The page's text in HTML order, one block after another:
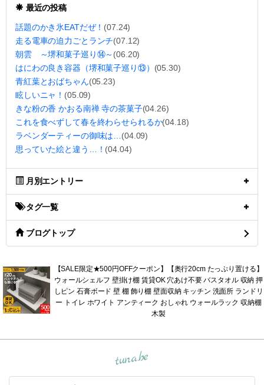
最近の投稿
話題のかき氷EATだぜ！ (07.24)
走る電車の迫力ごとランチ(07.12)
朝雲 ～堺和菓子巡り⑭～ (06.20)
はにわの良き容器（堺和菓子巡り⑬） (05.30)
青紅葉とおばちゃん(05.23)
眩しいニャ！ (05.09)
きな粉の香 かおる南禅 寺の茶菓子(04.26)
これを食べずして春を終わらせられるか(04.18)
ラベンダーティーの御味は… (04.09)
思っていた絵と違う…！ (04.04)
月別エントリー
タグ一覧
ブログトップ
【SALE限定★500円OFFクーポン】【奥行20cm たっぷり置ける】
ウォールシェルフ 壁掛け棚 賃貸OK 穴あけ不要 バスタオル 収納 押
しピン 石膏ボード 壁 棚 飾り棚 壁面収納 キッチン 洗面所 ランドリ
ー トイレ ホワイト アンティーク おしゃれ ウォールラック 収納棚
木製
tuna.be